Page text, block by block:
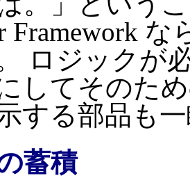
Framework
ロジックが
してそのた
する部品も
蓄積